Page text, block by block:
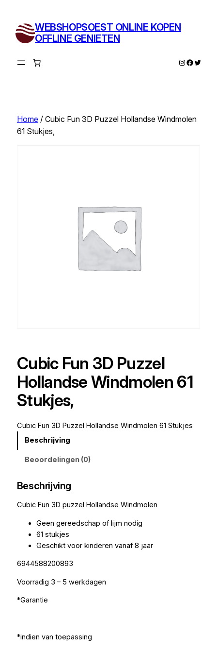
inhoud
WEBSHOPSOEST ONLINE KOPEN
OFFLINE GENIETEN
Instagram
Twitter
Home/ Cubic Fun 3D Puzzel Hollandse Windmolen
61 Stukjes,
Cubic Fun 3D Puzzel
Hollandse Windmolen 61
Stukjes,
Cubic Fun 3D Puzzel Hollandse Windmolen 61 Stukjes
Beschrijving
Beoordelingen (0)
Beschrijving
Cubic Fun 3D puzzel Hollandse Windmolen
Geen gereedschap of lijm nodig
61 stukjes
Geschikt voor kinderen vanaf 8 jaar
6944588200893
Voorradig 3 – 5 werkdagen
*Garantie
*indien van toepassing